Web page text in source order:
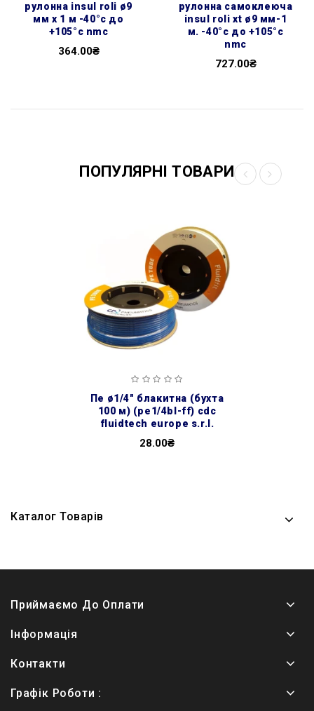
рулонна insul roli ø9
мм х 1 м -40°с до
+105°с nmc
364.00₴
рулонна самоклеюча
insul roli xt ø9 мм-1
м. -40°с до +105°с
nmc
727.00₴
ПОПУЛЯРНІ ТОВАРИ
пе ø1/4″ блакитна (бухта
100 м) (pe1/4bl-ff) cdc
fluidtech europe s.r.l.
28.00₴
Каталог Товарів
Приймаємо До Оплати
Інформація
Контакти
Графік Роботи :